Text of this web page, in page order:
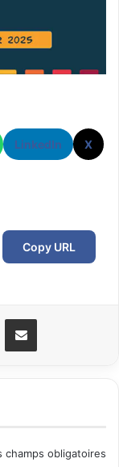
LinkedIn X
Copy URL
champs obligatoires